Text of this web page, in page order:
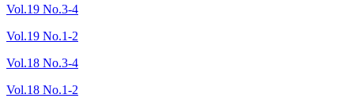
Vol.19 No.3-4
Vol.19 No.1-2
Vol.18 No.3-4
Vol.18 No.1-2